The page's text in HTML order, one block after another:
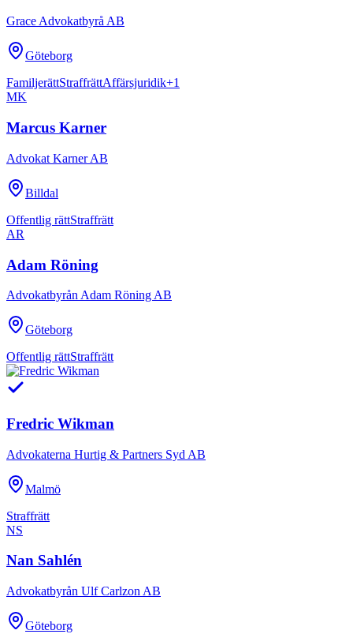
Grace Advokatbyrå AB
Göteborg
FamiljerättStraffrättAffärsjuridik+1
MK
Marcus Karner
Advokat Karner AB
Billdal
Offentlig rättStraffrätt
AR
Adam Röning
Advokatbyrån Adam Röning AB
Göteborg
Offentlig rättStraffrätt
Fredric Wikman
Advokaterna Hurtig & Partners Syd AB
Malmö
Straffrätt
NS
Nan Sahlén
Advokatbyrån Ulf Carlzon AB
Göteborg